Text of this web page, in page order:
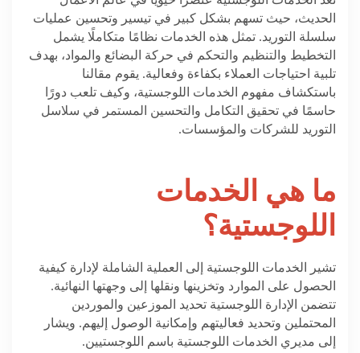
الحديث، حيث تسهم بشكل كبير في تيسير وتحسين عمليات
سلسلة التوريد. تمثل هذه الخدمات نظامًا متكاملًا يشمل
التخطيط والتنظيم والتحكم في حركة البضائع والمواد، بهدف
تلبية احتياجات العملاء بكفاءة وفعالية. يقوم مقالنا
باستكشاف مفهوم الخدمات اللوجستية، وكيف تلعب دورًا
حاسمًا في تحقيق التكامل والتحسين المستمر في سلاسل
التوريد للشركات والمؤسسات.
ما هي الخدمات
اللوجستية؟
تشير الخدمات اللوجستية إلى العملية الشاملة لإدارة كيفية
الحصول على الموارد وتخزينها ونقلها إلى وجهتها النهائية.
تتضمن الإدارة اللوجستية تحديد الموزعين والموردين
المحتملين وتحديد فعاليتهم وإمكانية الوصول إليهم. ويشار
إلى مديري الخدمات اللوجستية باسم اللوجستيين.